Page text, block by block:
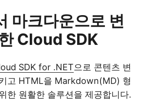
마크다운으로 변
Cloud SDK
SDK for .NET으로 콘텐츠 변
고 HTML을 Markdown(MD) 형
한 원활한 솔루션을 제공합니다.